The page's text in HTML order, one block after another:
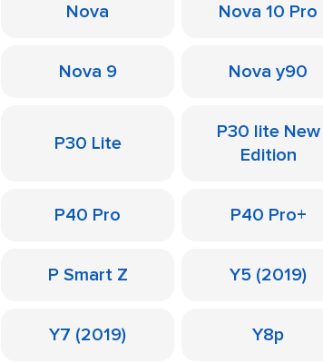
Nova Nova 10 Pro
Nova 9 Nova y90
P30 Lite
P30 lite New
Edition
P40 Pro P40 Pro+
P Smart Z Y5 (2019)
Y7 (2019) Y8p